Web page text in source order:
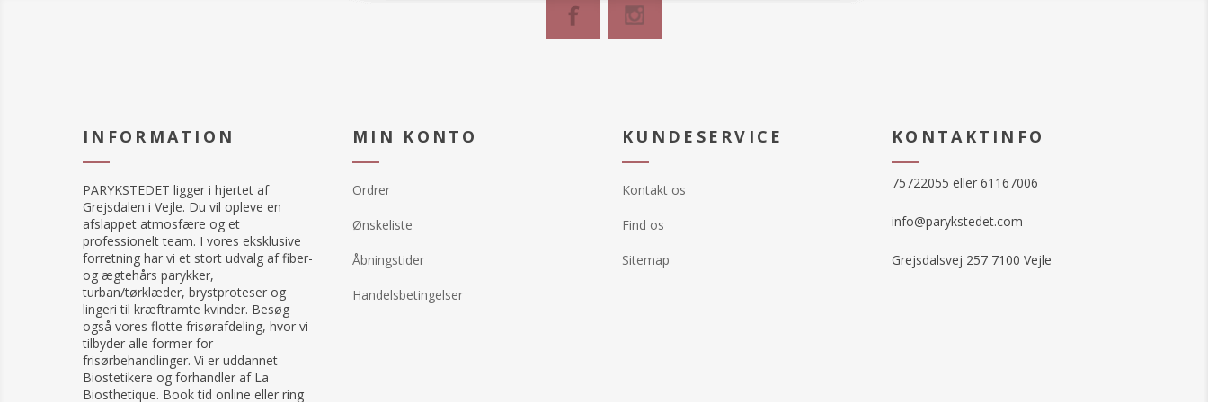
INFORMATION
PARYKSTEDET ligger i hjertet af
Grejsdalen i Vejle. Du vil opleve en
afslappet atmosfære og et
professionelt team. I vores eksklusive
forretning har vi et stort udvalg af fiber-
og ægtehårs parykker,
turban/tørklæder, brystproteser og
lingeri til kræftramte kvinder. Besøg
også vores flotte frisørafdeling, hvor vi
tilbyder alle former for
frisørbehandlinger. Vi er uddannet
Biostetikere og forhandler af La
Biosthetique. Book tid online eller ring
MIN KONTO
Ordrer
Ønskeliste
Åbningstider
Handelsbetingelser
KUNDESERVICE
Kontakt os
Find os
Sitemap
KONTAKTINFO
75722055 eller 61167006
info@parykstedet.com
Grejsdalsvej 257 7100 Vejle